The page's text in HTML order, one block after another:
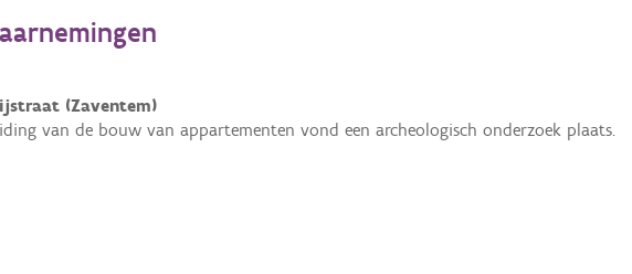
(Zaventem)
van de bouw van appartementen vond een archeologisch onderzoek plaats.